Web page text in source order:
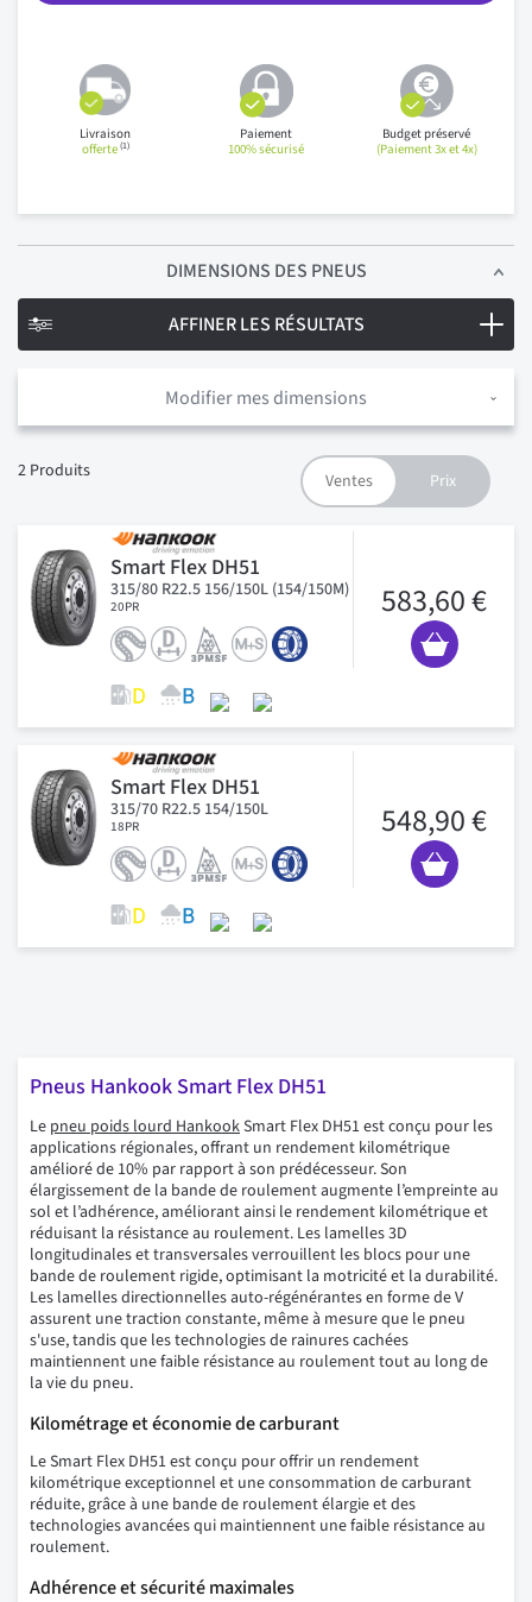
Livraison
offerte(1)
Paiement
100% sécurisé
Budget préservé
(Paiement 3x et 4x)
DIMENSIONS DES PNEUS
Modifier mes dimensions
2 Produits
Smart Flex DH51
315/80 R22.5 156/150L (154/150M)
20PR 583,60 €
Smart Flex DH51
315/70 R22.5 154/150L
18PR 548,90 €
AFFINER LES RÉSULTATS
Pneus Hankook Smart Flex DH51
Le pneu poids lourd HankookSmart Flex DH51 est conçu pour les
applications régionales, offrant un rendement kilométrique
amélioré de 10% par rapport à son prédécesseur. Son
élargissement de la bande de roulement augmente l’empreinte au
sol et l’adhérence, améliorant ainsi le rendement kilométrique et
réduisant la résistance au roulement. Les lamelles 3D
longitudinales et transversales verrouillent les blocs pour une
bande de roulement rigide, optimisant la motricité et la durabilité.
Les lamelles directionnelles auto-régénérantes en forme de V
assurent une traction constante, même à mesure que le pneu
s'use, tandis que les technologies de rainures cachées
maintiennent une faible résistance au roulement tout au long de
la vie du pneu.
Kilométrage et économie de carburant
Le Smart Flex DH51 est conçu pour offrir un rendement
kilométrique exceptionnel et une consommation de carburant
réduite, grâce à une bande de roulement élargie et des
technologies avancées qui maintiennent une faible résistance au
roulement.
Adhérence et sécurité maximales